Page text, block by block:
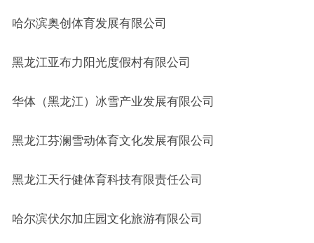
哈尔滨奥创体育发展有限公司
黑龙江亚布力阳光度假村有限公司
华体（黑龙江）冰雪产业发展有限公司
黑龙江芬澜雪动体育文化发展有限公司
黑龙江天行健体育科技有限责任公司
哈尔滨伏尔加庄园文化旅游有限公司